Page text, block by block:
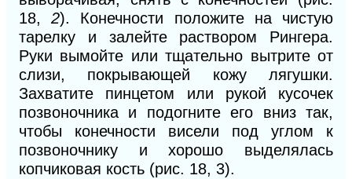
18,2).
Конечности положите на чистую
тарелку и залейте раствором Рингера.
Руки вымойте или тщательно вытрите от
слизи, покрывающей кожу лягушки.
Захватите пинцетом или рукой кусочек
позвоночника и подогните его вниз так,
чтобы конечности висели под углом к
позвоночнику и хорошо выделялась
копчиковая кость (рис. 18, 3).